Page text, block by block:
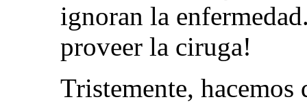
ignoran la
proveer la ciruga!
Tristemente, hacemos